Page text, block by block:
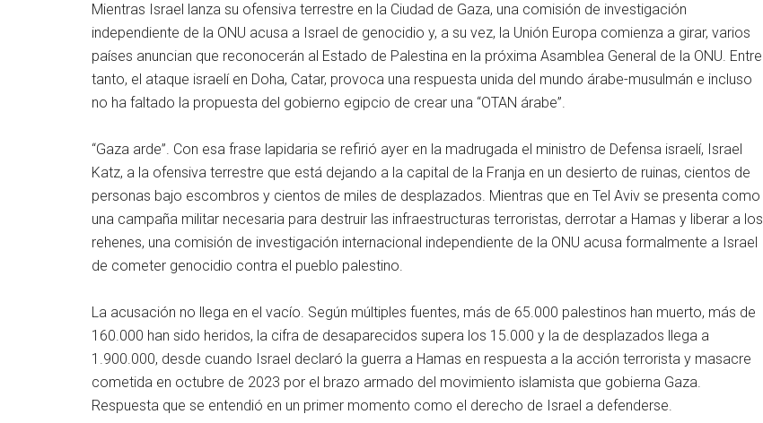
Mientras Israel lanza su ofensiva terrestre en la Ciudad de Gaza, una comisión de investigación
independiente de la ONU acusa a Israel de genocidio y, a su vez, la Unión Europa comienza a girar, varios
países anuncian que reconocerán al Estado de Palestina en la próxima Asamblea General de la ONU. Entre
tanto, el ataque israelí en Doha, Catar, provoca una respuesta unida del mundo árabe-musulmán e incluso
no ha faltado la propuesta del gobierno egipcio de crear una “OTAN árabe”.
“Gaza arde”. Con esa frase lapidaria se refirió ayer en la madrugada el ministro de Defensa israelí, Israel
Katz, a la ofensiva terrestre que está dejando a la capital de la Franja en un desierto de ruinas, cientos de
personas bajo escombros y cientos de miles de desplazados. Mientras que en Tel Aviv se presenta como
una campaña militar necesaria para destruir las infraestructuras terroristas, derrotar a Hamas y liberar a los
rehenes, una comisión de investigación internacional independiente de la ONU acusa formalmente a Israel
de cometer genocidio contra el pueblo palestino.
La acusación no llega en el vacío. Según múltiples fuentes, más de 65.000 palestinos han muerto, más de
160.000 han sido heridos, la cifra de desaparecidos supera los 15.000 y la de desplazados llega a
1.900.000, desde cuando Israel declaró la guerra a Hamas en respuesta a la acción terrorista y masacre
cometida en octubre de 2023 por el brazo armado del movimiento islamista que gobierna Gaza.
Respuesta que se entendió en un primer momento como el derecho de Israel a defenderse.